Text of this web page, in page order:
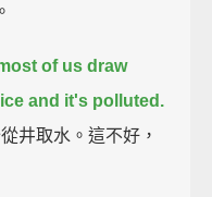
of us draw
and it's polluted.
井取水。這不好，